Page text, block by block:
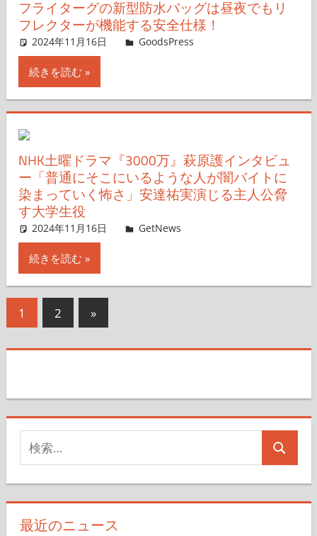
フライターグの新型防水バッグは昼夜でもリ
フレクターが機能する安全仕様！
2024年11月16日 ＆GP
GoodsPress
続きを読む
NHK土曜ドラマ『3000万』萩原護インタビュ
ー「普通にそこにいるような人が闇バイトに
染まっていく怖さ」安達祐実演じる主人公脅
す大学生役
2024年11月16日 GetNews
続きを読む
投
ペ
ー
送
り
1 2
次
の
記
»
索
対
象:
検
最近のニュース